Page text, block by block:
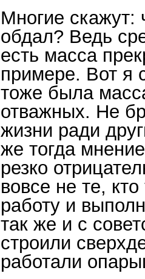
Многие скажут:
обдал? Ведь
есть масса
примере. Вот я
тоже была
отважных. Не
жизни ради
же тогда
резко
вовсе не те,
работу и
так же и с
строили
работали